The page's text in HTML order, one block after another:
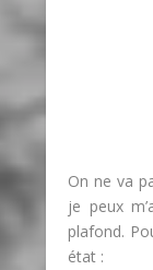
On ne va
je peux
plafond.
état :